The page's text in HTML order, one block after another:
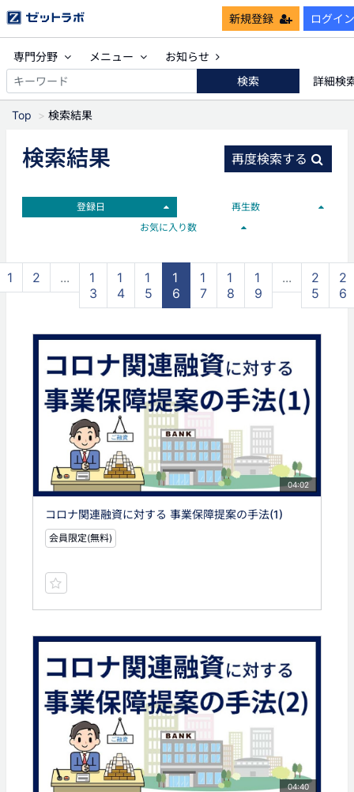
新規登録 ログイン
専門分野 メニュー
お知らせ
検索
詳細検
Top 検索結果
検索結果 再度検索する
登録日
再生数
お気に入り数
1 2 ...
1
3
1
4
1
5
1
6
1
7
1
8
1
9
...
2
5
2
6
04:02
コロナ関連融資に対する 事業保障提案の手法(1)
会員限定(無料)
04:40